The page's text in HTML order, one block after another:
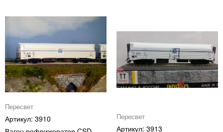
Пересвет
3910
Пересвет
3913